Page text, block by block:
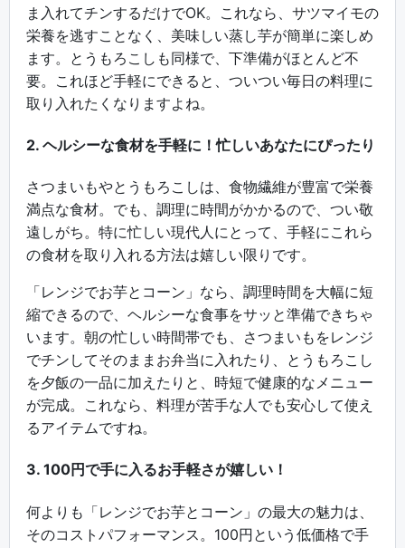
ま入れてチンするだけでOK。これなら、サツマイモの
栄養を逃すことなく、美味しい蒸し芋が簡単に楽しめ
ます。とうもろこしも同様で、下準備がほとんど不
要。これほど手軽にできると、ついつい毎日の料理に
取り入れたくなりますよね。
2. ヘルシーな食材を手軽に！忙しいあなたにぴったり
さつまいもやとうもろこしは、食物繊維が豊富で栄養
満点な食材。でも、調理に時間がかかるので、つい敬
遠しがち。特に忙しい現代人にとって、手軽にこれら
の食材を取り入れる方法は嬉しい限りです。
「レンジでお芋とコーン」なら、調理時間を大幅に短
縮できるので、ヘルシーな食事をサッと準備できちゃ
います。朝の忙しい時間帯でも、さつまいもをレンジ
でチンしてそのままお弁当に入れたり、とうもろこし
を夕飯の一品に加えたりと、時短で健康的なメニュー
が完成。これなら、料理が苦手な人でも安心して使え
るアイテムですね。
3. 100円で手に入るお手軽さが嬉しい！
何よりも「レンジでお芋とコーン」の最大の魅力は、
そのコストパフォーマンス。100円という低価格で手